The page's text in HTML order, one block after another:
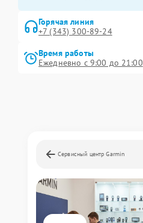
Горячая линия
+7 (343) 300-89-24
Время работы
Ежедневно с 9:00 до 21:00
Сервисный центр Garmin